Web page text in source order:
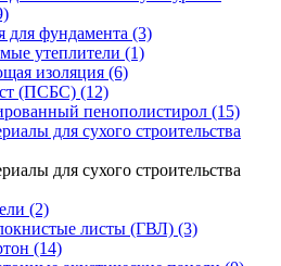
для фундамента (3)
утеплители (1)
изоляция (6)
(ПСБС) (12)
пенополистирол (15)
для сухого строительства
для сухого строительства
(2)
листы (ГВЛ) (3)
(14)